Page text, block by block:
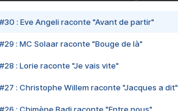
#30 : Eve Angeli raconte "Avant de partir"
#29 : MC Solaar raconte "Bouge de là"
#28 : Lorie raconte "Je vais vite"
#27 : Christophe Willem raconte "Jacques a dit"